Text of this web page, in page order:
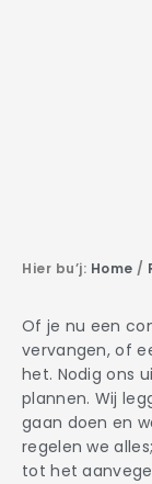
Hier bu’j: Home /
Of je nu een
vervangen, of
het. Nodig ons
plannen. Wij
gaan doen en
regelen we
tot het